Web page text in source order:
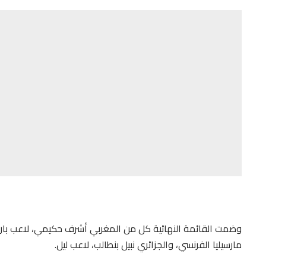
وضمت القائمة النهائية كل من المغربي أشرف حكيمي، لاعب
مارسيليا الفرنسي، والجزائري نبيل بنطالب، لاعب ليل.